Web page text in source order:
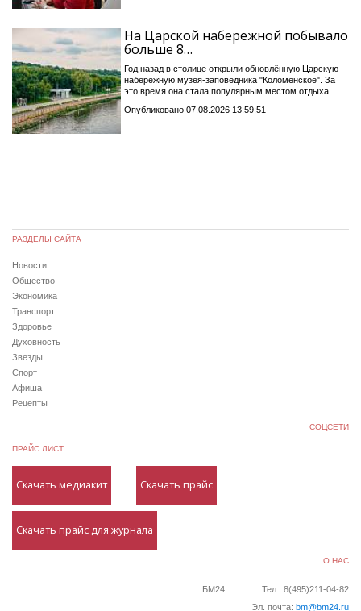
На Царской набережной побывало
больше 8…
Год назад в столице открыли обновлённую Царскую
набережную музея-заповедника "Коломенское". За
это время она стала популярным местом отдыха
Опубликовано 07.08.2026 13:59:51
РАЗДЕЛЫ САЙТА
Новости
Общество
Экономика
Транспорт
Здоровье
Духовность
Звезды
Спорт
Афиша
Рецепты
СОЦСЕТИ
ПРАЙС ЛИСТ
Скачать медиакит Скачать прайс
Скачать прайс для журнала
О НАС
БМ24
Тел.: 8(495)211-04-82
Эл. почта: bm@bm24.ru